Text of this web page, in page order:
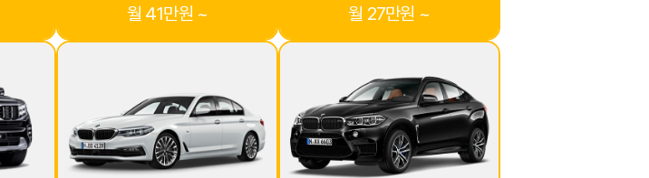
월 41만원 ~ 월 27만원 ~